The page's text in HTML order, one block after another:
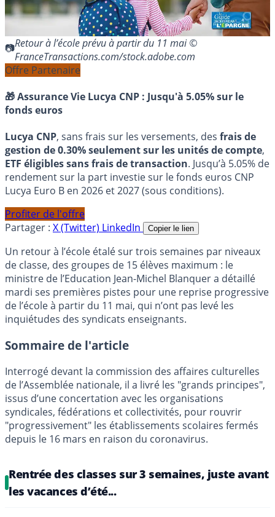
Retour à l’école prévu à partir du 11 mai ©
FranceTransactions.com/stock.adobe.com
Offre Partenaire
🎁 Assurance Vie Lucya CNP : Jusqu'à 5.05% sur le
fonds euros
Lucya CNP, sans frais sur les versements, des frais de
gestion de 0.30% seulement sur les unités de compte,
ETF éligibles sans frais de transaction. Jusqu’à 5.05% de
rendement sur la part investie sur le fonds euros CNP
Lucya Euro B en 2026 et 2027 (sous conditions).
Profiter de l'offre
Partager : X (Twitter) LinkedIn Copier le lien
Un retour à l’école étalé sur trois semaines par niveaux
de classe, des groupes de 15 élèves maximum : le
ministre de l’Education Jean-Michel Blanquer a détaillé
mardi ses premières pistes pour une reprise progressive
de l’école à partir du 11 mai, qui n’ont pas levé les
inquiétudes des syndicats enseignants.
Sommaire de l'article
Interrogé devant la commission des affaires culturelles
de l’Assemblée nationale, il a livré les "grands principes",
issus d’une concertation avec les organisations
syndicales, fédérations et collectivités, pour rouvrir
"progressivement" les établissements scolaires fermés
depuis le 16 mars en raison du coronavirus.
Rentrée des classes sur 3 semaines, juste avant
les vacances d’été...